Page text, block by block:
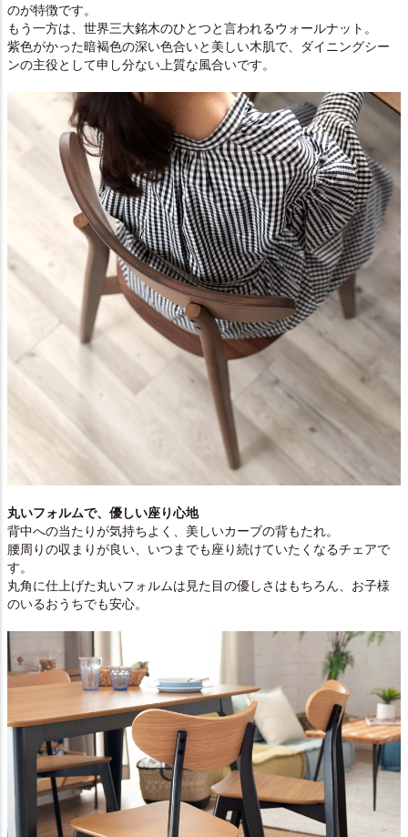
のが特徴です。
もう一方は、世界三大銘木のひとつと言われるウォールナット。
紫色がかった暗褐色の深い色合いと美しい木肌で、ダイニングシー
ンの主役として申し分ない上質な風合いです。
丸いフォルムで、優しい座り心地
背中への当たりが気持ちよく、美しいカーブの背もたれ。
腰周りの収まりが良い、いつまでも座り続けていたくなるチェアで
す。
丸角に仕上げた丸いフォルムは見た目の優しさはもちろん、お子様
のいるおうちでも安心。